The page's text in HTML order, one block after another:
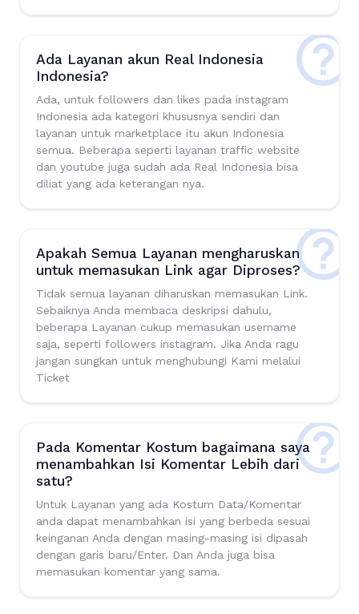
Ada Layanan akun Real Indonesia
Indonesia?
Ada, untuk followers dan likes pada instagram
Indonesia ada kategori khususnya sendiri dan
layanan untuk marketplace itu akun Indonesia
semua. Beberapa seperti layanan traffic website
dan youtube juga sudah ada Real Indonesia bisa
diliat yang ada keterangan nya.
Apakah Semua Layanan mengharuskan
untuk memasukan Link agar Diproses?
Tidak semua layanan diharuskan memasukan Link.
Sebaiknya Anda membaca deskripsi dahulu,
beberapa Layanan cukup memasukan username
saja, seperti followers instagram. Jika Anda ragu
jangan sungkan untuk menghubungi Kami melalui
Ticket
Pada Komentar Kostum bagaimana saya
menambahkan Isi Komentar Lebih dari
satu?
Untuk Layanan yang ada Kostum Data/Komentar
anda dapat menambahkan isi yang berbeda sesuai
keinganan Anda dengan masing-masing isi dipasah
dengan garis baru/Enter. Dan Anda juga bisa
memasukan komentar yang sama.